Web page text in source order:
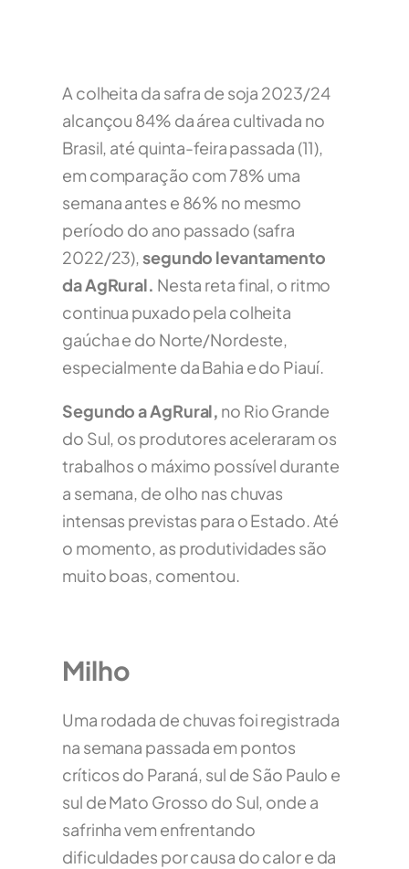
A colheita da safra de soja 2023/24
alcançou 84% da área cultivada no
Brasil, até quinta-feira passada (11),
em comparação com 78% uma
semana antes e 86% no mesmo
período do ano passado (safra
2022/23),segundo levantamento
da AgRural. Nesta reta final, o ritmo
continua puxado pela colheita
gaúcha e do Norte/Nordeste,
especialmente da Bahia e do Piauí.
Segundo a AgRural, no Rio Grande
do Sul, os produtores aceleraram os
trabalhos o máximo possível durante
a semana, de olho nas chuvas
intensas previstas para o Estado. Até
o momento, as produtividades são
muito boas, comentou.
Milho
Uma rodada de chuvas foi registrada
na semana passada em pontos
críticos do Paraná, sul de São Paulo e
sul de Mato Grosso do Sul, onde a
safrinha vem enfrentando
dificuldades por causa do calor e da